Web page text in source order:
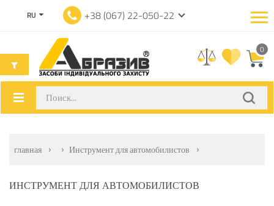
RU +38 (067) 22-050-22
0
главная Инструмент для автомобилистов
ИНСТРУМЕНТ ДЛЯ АВТОМОБИЛИСТОВ